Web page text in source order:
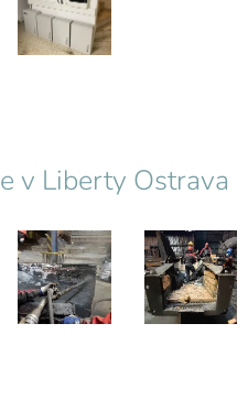
v Liberty Ostrava